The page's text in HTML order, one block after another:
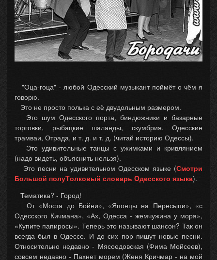
"Оца-гоца" - любой Одесский музыкант поймёт о чём я
говорю.
Это не просто полька с её двудольным размером.
Это шум Одесского порта, биндюжники и базарные
торговки, рыбацкие шаланды, скумбрия, Одесские
трамваи, Отрада, и т. д. и т. д. (читай историю Одессы).
Это удивительные танцы с ужимками и кривлянием
(надо видеть, объяснить нельзя).
Это песни на удивительном Одесском языке (Смотри
Большой полуTолковый словарь Oдесского языка).
Тематика? - Город!
От «Моста до Бойни», «Японцы на Пересыпи», «с
Одесского Кичмана», «Ах, Одесса - жемчужина у моря»,
«Купите папиросы». Теперь это называют шансон? Так он
всегда был в Одессе. И до сих пор пишут новые песни.
Относительно недавно - Мясоедовская (Фима Мойсеев),
совсем недавно - Пахнет морем (Женя Кричмар - на мой